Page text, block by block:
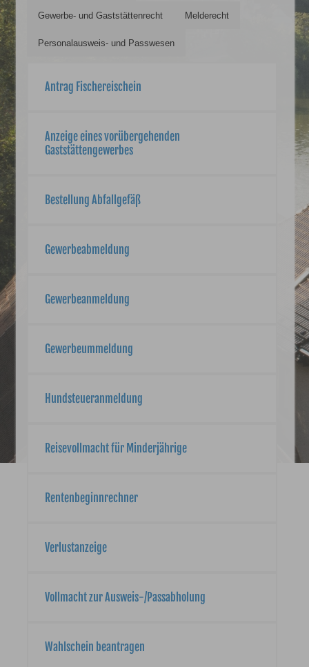
Gewerbe- und Gaststättenrecht Melderecht
Personalausweis- und Passwesen
Antrag Fischereischein
Anzeige eines vorübergehenden
Gaststättengewerbes
Bestellung Abfallgefäß
Gewerbeabmeldung
Gewerbeanmeldung
Gewerbeummeldung
Hundsteueranmeldung
Reisevollmacht für Minderjährige
Rentenbeginnrechner
Verlustanzeige
Vollmacht zur Ausweis-/Passabholung
Wahlschein beantragen